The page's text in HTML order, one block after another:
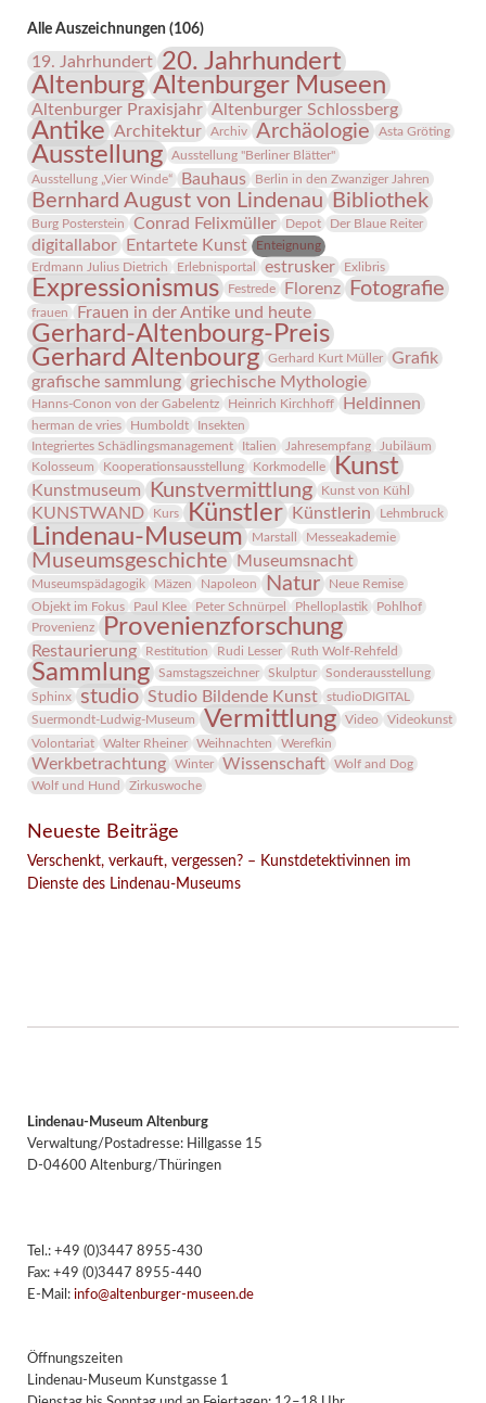
Alle Auszeichnungen (106)
19. Jahrhundert 20. Jahrhundert
Altenburg Altenburger Museen
Altenburger Praxisjahr Altenburger Schlossberg
Antike Architektur Archiv Archäologie Asta Gröting
Ausstellung
Ausstellung "Berliner Blätter"
Ausstellung „Vier Winde“
Bauhaus Berlin in den Zwanziger Jahren
Bernhard August von Lindenau Bibliothek
Burg Posterstein Conrad Felixmüller Depot Der Blaue Reiter
digitallabor Entartete Kunst
Enteignung
Erdmann Julius Dietrich
Erlebnisportal estrusker Exlibris
Expressionismus Festrede Florenz Fotografie
frauen Frauen in der Antike und heute
Gerhard-Altenbourg-Preis
Gerhard Altenbourg
Gerhard Kurt Müller
Grafik
grafische sammlung griechische Mythologie
Hanns-Conon von der Gabelentz Heinrich Kirchhoff Heldinnen
herman de vries Humboldt
Insekten
Integriertes Schädlingsmanagement
Italien Jahresempfang
Jubiläum
Kolosseum
Kooperationsausstellung Korkmodelle Kunst
Kunstmuseum Kunstvermittlung Kunst von Kühl
KUNSTWAND Kurs Künstler Künstlerin Lehmbruck
Lindenau-Museum Marstall Messeakademie
Museumsgeschichte Museumsnacht
Museumspädagogik Mäzen Napoleon Natur
Neue Remise
Objekt im Fokus
Paul Klee Peter Schnürpel Phelloplastik
Pohlhof
Provenienz
Provenienzforschung
Restaurierung Restitution Rudi Lesser Ruth Wolf-Rehfeld
Sammlung Samstagszeichner Skulptur
Sonderausstellung
Sphinx
studio Studio Bildende Kunst
studioDIGITAL
Suermondt-Ludwig-Museum
Vermittlung Video
Videokunst
Volontariat
Walter Rheiner Weihnachten Werefkin
Werkbetrachtung Winter Wissenschaft
Wolf and Dog
Wolf und Hund
Zirkuswoche
Neueste Beiträge
Verschenkt, verkauft, vergessen? – Kunstdetektivinnen im
Dienste des Lindenau-Museums
Lindenau-Museum Altenburg
Verwaltung/Postadresse: Hillgasse 15
D-04600 Altenburg/Thüringen
Tel.: +49 (0)3447 8955-430
Fax: +49 (0)3447 8955-440
E-Mail: info@altenburger-museen.de
Öffnungszeiten
Lindenau-Museum Kunstgasse 1